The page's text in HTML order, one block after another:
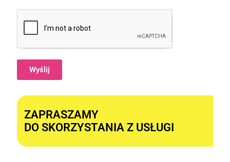
Wyślij
ZAPRASZAMY
DO SKORZYSTANIA Z USŁUGI